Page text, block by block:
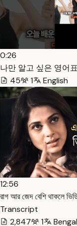
0:26
나만 알고 싶은 영어
45
1 English
12:56
রাগ আর জেদ বেশি থাকলে
Transcript
2,847
1